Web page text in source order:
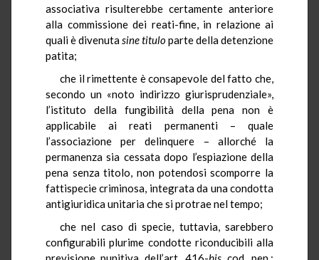
associativa risulterebbe certamente anteriore
alla commissione dei reati-fine, in relazione ai
quali è divenutasine tituloparte della detenzione
patita;
che il rimettente è consapevole del fatto che,
secondo un «noto indirizzo giurisprudenziale»,
l’istituto della fungibilità della pena non è
applicabile ai reati permanenti – quale
l’associazione per delinquere – allorché la
permanenza sia cessata dopo l’espiazione della
pena senza titolo, non potendosi scomporre la
fattispecie criminosa, integrata da una condotta
antigiuridica unitaria che si protrae nel tempo;
che nel caso di specie, tuttavia, sarebbero
configurabili plurime condotte riconducibili alla